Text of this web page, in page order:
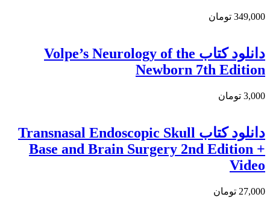
349,000 تومان
دانلود کتاب Volpe’s Neurology of the
Newborn 7th Edition
3,000 تومان
دانلود کتاب Transnasal Endoscopic Skull
Base and Brain Surgery 2nd Edition +
Video
27,000 تومان